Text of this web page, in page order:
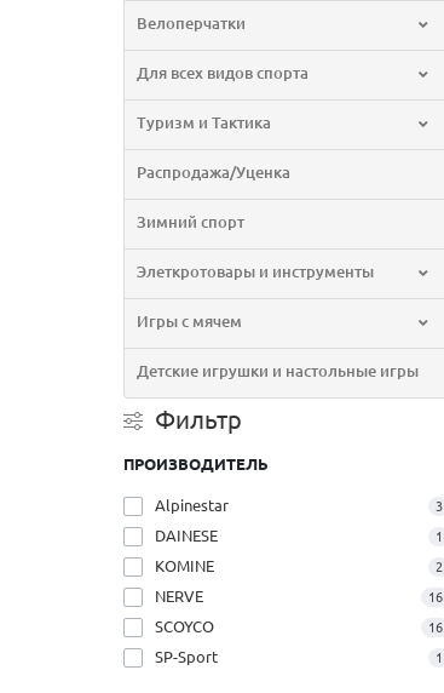
Велоперчатки
Для всех видов спорта
Туризм и Тактика
Распродажа/Уценка
Зимний спорт
Элеткротовары и инструменты
Игры с мячем
Детские игрушки и настольные игры
Фильтр
ПРОИЗВОДИТЕЛЬ
Alpinestar 3
DAINESE 1
KOMINE 2
NERVE 16
SCOYCO 16
SP-Sport 1